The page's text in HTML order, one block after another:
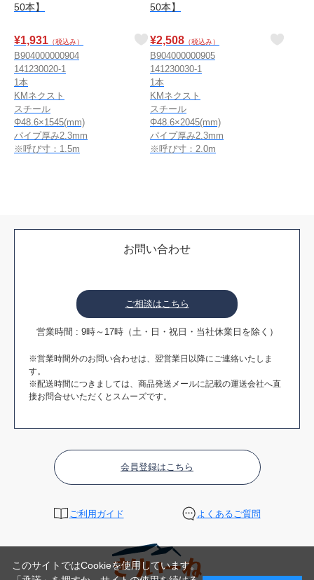
50本】
¥1,931 （税込み）
B904000000904
141230020-1
1本
KMネクスト
スチール
Φ48.6×1545(mm)
パイプ厚み2.3mm
※呼び寸：1.5m
50本】
¥2,508 （税込み）
B904000000905
141230030-1
1本
KMネクスト
スチール
Φ48.6×2045(mm)
パイプ厚み2.3mm
※呼び寸：2.0m
お問い合わせ
ご相談はこちら
営業時間 : 9時～17時（土・日・祝日・当社休業日を除く）
※営業時間外のお問い合わせは、翌営業日以降にご連絡いたしま
す。
※配送時間につきましては、商品発送メールに記載の運送会社へ直
接お問合せいただくとスムーズです。
会員登録はこちら
ご利用ガイド よくあるご質問
このサイトではCookieを使用しています。